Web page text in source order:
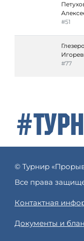
#51
#77
© Турнир
Все права
Контактная
Документы и